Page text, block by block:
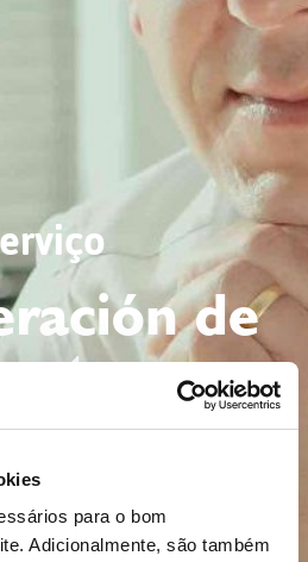
para o bom
Adicionalmente, são também
de